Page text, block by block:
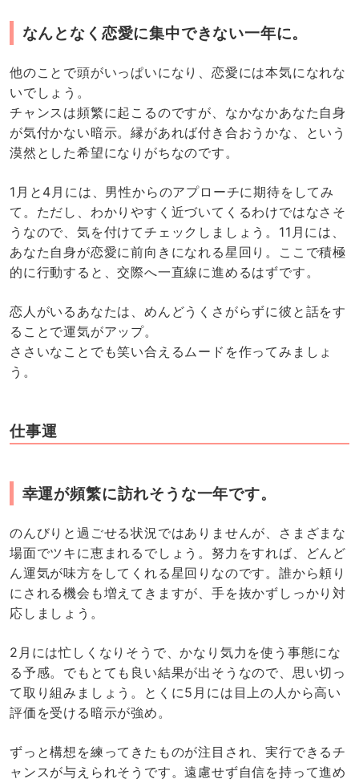
なんとなく恋愛に集中できない一年に。
他のことで頭がいっぱいになり、恋愛には本気になれな
いでしょう。
チャンスは頻繁に起こるのですが、なかなかあなた自身
が気付かない暗示。縁があれば付き合おうかな、という
漠然とした希望になりがちなのです。
1月と4月には、男性からのアプローチに期待をしてみ
て。ただし、わかりやすく近づいてくるわけではなさそ
うなので、気を付けてチェックしましょう。11月には、
あなた自身が恋愛に前向きになれる星回り。ここで積極
的に行動すると、交際へ一直線に進めるはずです。
恋人がいるあなたは、めんどうくさがらずに彼と話をす
ることで運気がアップ。
ささいなことでも笑い合えるムードを作ってみましょ
う。
仕事運
幸運が頻繁に訪れそうな一年です。
のんびりと過ごせる状況ではありませんが、さまざまな
場面でツキに恵まれるでしょう。努力をすれば、どんど
ん運気が味方をしてくれる星回りなのです。誰から頼り
にされる機会も増えてきますが、手を抜かずしっかり対
応しましょう。
2月には忙しくなりそうで、かなり気力を使う事態にな
る予感。でもとても良い結果が出そうなので、思い切っ
て取り組みましょう。とくに5月には目上の人から高い
評価を受ける暗示が強め。
ずっと構想を練ってきたものが注目され、実行できるチ
ャンスが与えられそうです。遠慮せず自信を持って進め